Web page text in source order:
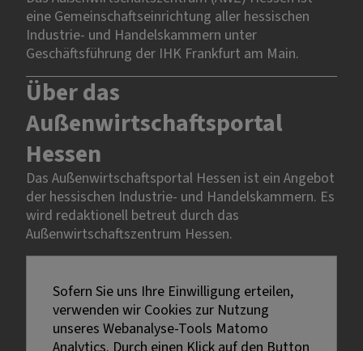
eine Gemeinschaftseinrichtung aller hessischen
Industrie- und Handelskammern unter
Geschäftsführung der IHK Frankfurt am Main.
Über das
Außenwirtschaftsportal
Hessen
Das Außenwirtschaftsportal Hessen ist ein Angebot
der hessischen Industrie- und Handelskammern. Es
wird redaktionell betreut durch das
Außenwirtschaftszentrum Hessen.
Impressum
Datenschutz
Sofern Sie uns Ihre Einwilligung erteilen,
verwenden wir Cookies zur Nutzung
unseres Webanalyse-Tools Matomo
Analytics. Durch einen Klick auf den Button